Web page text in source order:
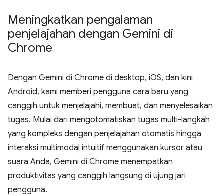
Meningkatkan pengalaman
penjelajahan dengan Gemini di
Chrome
Dengan Gemini di Chrome di desktop, iOS, dan kini
Android, kami memberi pengguna cara baru yang
canggih untuk menjelajahi, membuat, dan menyelesaikan
tugas. Mulai dari mengotomatiskan tugas multi-langkah
yang kompleks dengan penjelajahan otomatis hingga
interaksi multimodal intuitif menggunakan kursor atau
suara Anda, Gemini di Chrome menempatkan
produktivitas yang canggih langsung di ujung jari
pengguna.